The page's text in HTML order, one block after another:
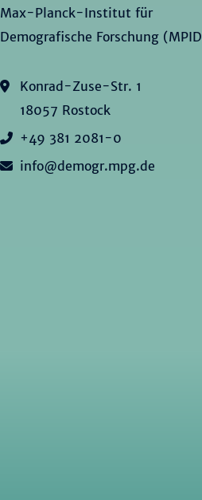
Max-Planck-Institut für
Demografische Forschung
Konrad-Zuse-Str. 1
18057 Rostock
+49 381 2081-0
info@demogr.mpg.de